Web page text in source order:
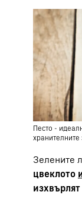
Песто -
Зелените
цвеклото